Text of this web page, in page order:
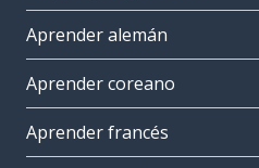
Aprender alemán
Aprender coreano
Aprender francés